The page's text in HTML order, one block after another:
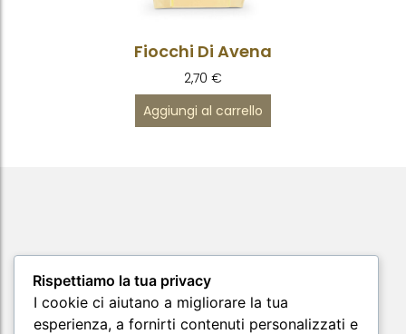
Fiocchi Di Avena
2,70 €
Aggiungi al carrello
Rispettiamo la tua privacy
I cookie ci aiutano a migliorare la tua
esperienza, a fornirti contenuti personalizzati e